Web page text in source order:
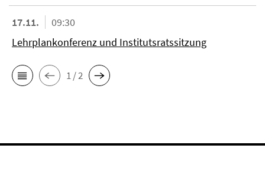
17.11.
09:30
Lehrplankonferenz und Institutsratssitzung
1 / 2